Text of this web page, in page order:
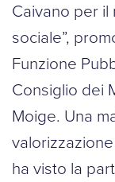
Caivano per
sociale”,
Funzione
Consiglio dei
Moige. Una
ha visto la